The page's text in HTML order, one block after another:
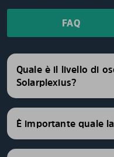
FAQ
Quale è il livello di
Solarplexius?
È importante quale